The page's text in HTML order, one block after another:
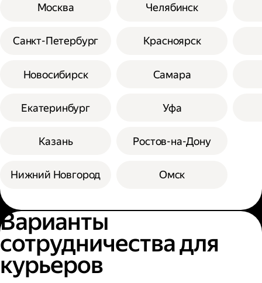
Москва
Санкт-Петербург
Новосибирск
Екатеринбург
Казань
Нижний Новгород
Челябинск
Красноярск
Самара
Уфа
Ростов-на-Дону
Омск
Варианты
сотрудничества для
курьеров